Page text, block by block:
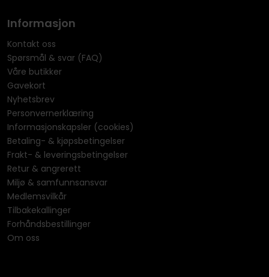
Informasjon
Kontakt oss
Spørsmål & svar (FAQ)
Våre butikker
Gavekort
Nyhetsbrev
Personvernerklæring
Informasjonskapsler (cookies)
Betaling- & kjøpsbetingelser
Frakt- & leveringsbetingelser
Retur & angrerett
Miljø & samfunnsansvar
Medlemsvilkår
Tilbakekallinger
Forhåndsbestillinger
Om oss